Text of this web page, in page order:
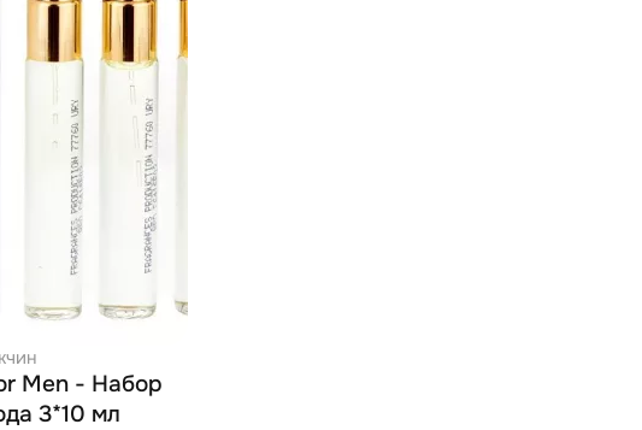
Men - Набор
3*10 мл